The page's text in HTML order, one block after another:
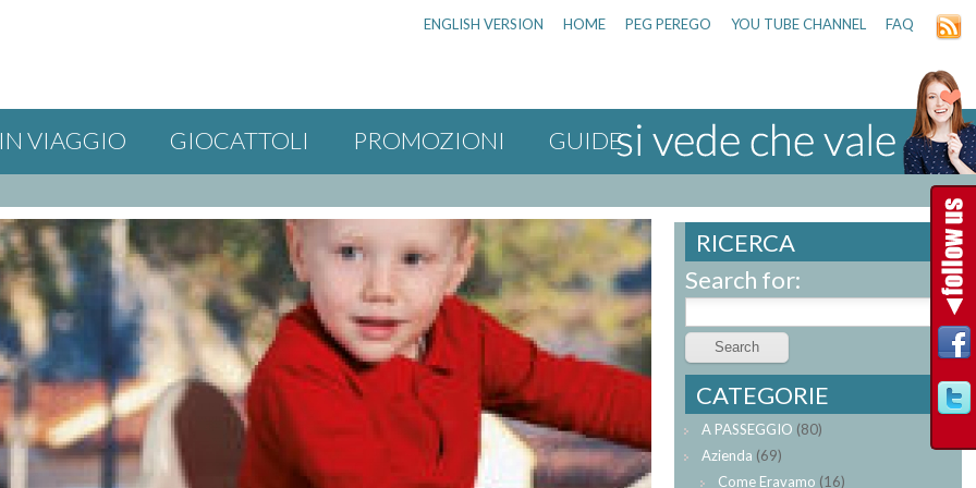
ENGLISH VERSION HOME PEG PEREGO YOU TUBE CHANNEL FAQ
IN VIAGGIO GIOCATTOLI PROMOZIONI
GUIDE
RICERCA
Search for:
CATEGORIE
A PASSEGGIO (80)
Azienda (69)
Come Eravamo (16)